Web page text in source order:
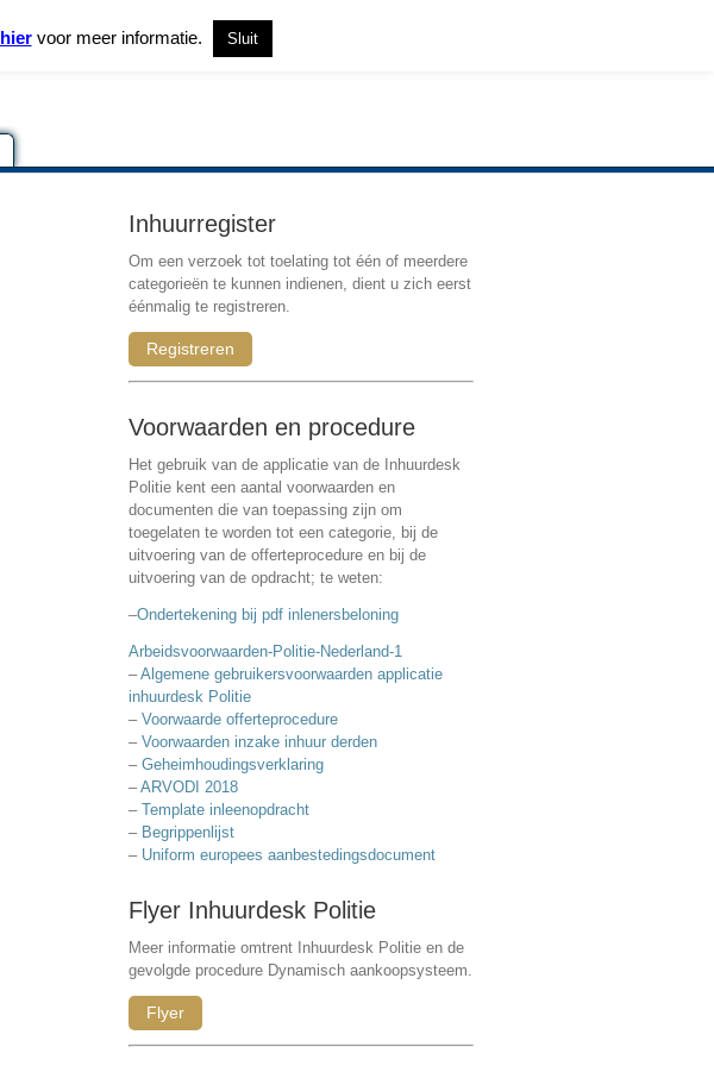
Inhuurregister
Om een verzoek tot toelating tot één of meerdere
categorieën te kunnen indienen, dient u zich eerst
éénmalig te registreren.
Registreren
Voorwaarden en procedure
Het gebruik van de applicatie van de Inhuurdesk
Politie kent een aantal voorwaarden en
documenten die van toepassing zijn om
toegelaten te worden tot een categorie, bij de
uitvoering van de offerteprocedure en bij de
uitvoering van de opdracht; te weten:
–Ondertekening bij pdf inlenersbeloning
Arbeidsvoorwaarden-Politie-Nederland-1
–Algemene gebruikersvoorwaarden applicatie
inhuurdesk Politie
– Voorwaarde offerteprocedure
– Voorwaarden inzake inhuur derden
– Geheimhoudingsverklaring
–ARVODI 2018
– Template inleenopdracht
– Begrippenlijst
– Uniform europees aanbestedingsdocument
Flyer Inhuurdesk Politie
Meer informatie omtrent Inhuurdesk Politie en de
gevolgde procedure Dynamisch aankoopsysteem.
Flyer
hiervoor meer informatie. Sluit